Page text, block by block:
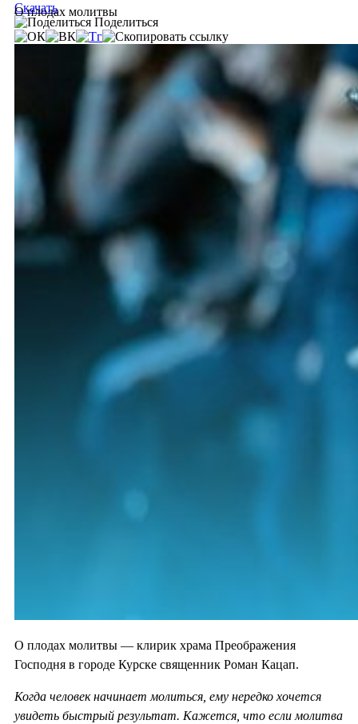
О плодах молитвы
Скачать
Поделиться
О плодах молитвы — клирик храма Преображения
Господня в городе Курске священник Роман Кацап.
Когда человек начинает молиться, ему нередко хочется
увидеть быстрый результат. Кажется, что если молитва